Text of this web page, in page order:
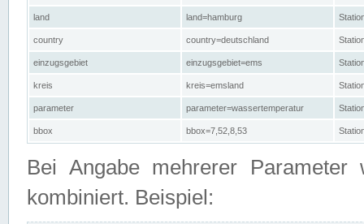
land land=hamburg
country country=deutschland
einzugsgebiet einzugsgebiet=ems
kreis kreis=emsland
parameter parameter=wassertemperatur
bbox bbox=7,52,8,53
Bei Angabe mehrerer Parameter
kombiniert. Beispiel: